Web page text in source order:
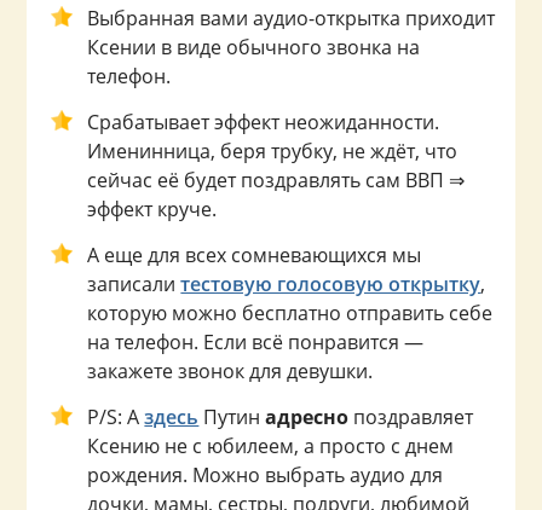
Выбранная вами аудио-открытка приходит
Ксении в виде обычного звонка на
телефон.
Срабатывает эффект неожиданности.
Именинница, беря трубку, не ждёт, что
сейчас её будет поздравлять сам ВВП ⇒
эффект круче.
А еще для всех сомневающихся мы
записалитестовую голосовую открытку,
которую можно бесплатно отправить себе
на телефон. Если всё понравится —
закажете звонок для девушки.
P/S: Аздесь Путинадресно поздравляет
Ксению не с юбилеем, а просто с днем
рождения. Можно выбрать аудио для
дочки, мамы, сестры, подруги, любимой